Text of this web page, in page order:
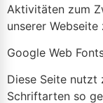
Aktivitäten zum
unserer Webseite
Google Web
Diese Seite nutzt
Schriftarten so